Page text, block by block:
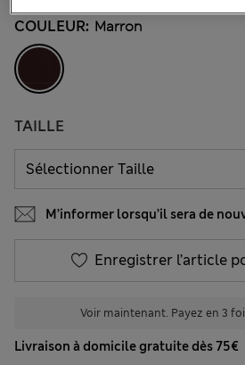
COULEUR: Marron
TAILLE
M’informer lorsqu’il sera de
Enregistrer l’article
Voir maintenant. Payez en 3
Livraison à domicile gratuite dès 75€